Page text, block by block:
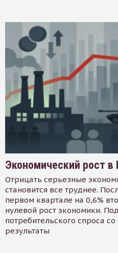
Экономический рост в
Отрицать серьезные
становится все труднее.
первом квартале на 0,6%
нулевой рост экономики.
потребительского спроса
результаты